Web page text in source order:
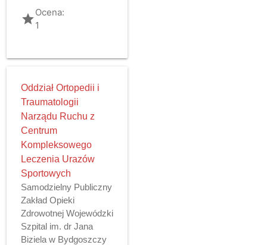
gradeOcena:
1
Oddział Ortopedii i
Traumatologii
Narządu Ruchu z
Centrum
Kompleksowego
Leczenia Urazów
Sportowych
Samodzielny Publiczny
Zakład Opieki
Zdrowotnej Wojewódzki
Szpital im. dr Jana
Biziela w Bydgoszczy